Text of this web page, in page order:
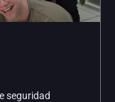
seguridad